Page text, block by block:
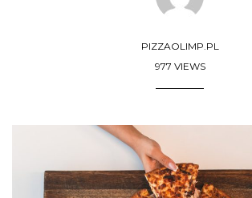
PIZZAOLIMP.PL
977 VIEWS